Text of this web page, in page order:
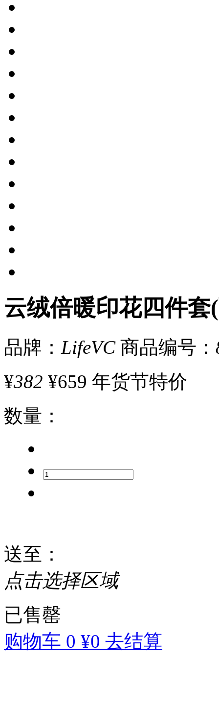
云绒倍暖印花四件套
品牌： LifeVC 商品编号：
¥382 ¥659 年货节特价
数量 ：
送至 ：
点击选择区域
已售罄
购物车 0 ¥0 去结算